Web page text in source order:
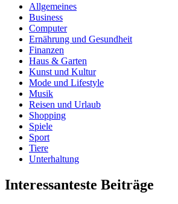
Allgemeines
Business
Computer
Ernährung und Gesundheit
Finanzen
Haus & Garten
Kunst und Kultur
Mode und Lifestyle
Musik
Reisen und Urlaub
Shopping
Spiele
Sport
Tiere
Unterhaltung
Interessanteste Beiträge